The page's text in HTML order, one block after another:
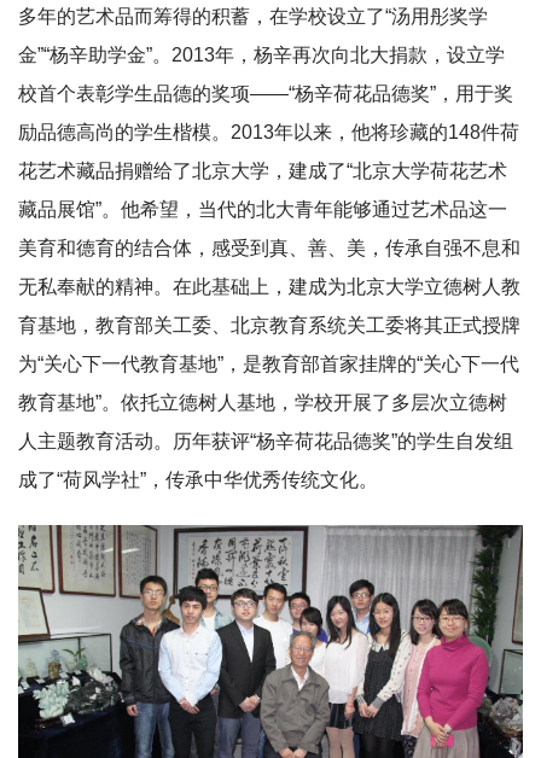
多年的艺术品而筹得的积蓄，在学校设立了“汤用彤奖学
金”“杨辛助学金”。2013年，杨辛再次向北大捐款，设立学
校首个表彰学生品德的奖项——“杨辛荷花品德奖”，用于奖
励品德高尚的学生楷模。2013年以来，他将珍藏的148件荷
花艺术藏品捐赠给了北京大学，建成了“北京大学荷花艺术
藏品展馆”。他希望，当代的北大青年能够通过艺术品这一
美育和德育的结合体，感受到真、善、美，传承自强不息和
无私奉献的精神。在此基础上，建成为北京大学立德树人教
育基地，教育部关工委、北京教育系统关工委将其正式授牌
为“关心下一代教育基地”，是教育部首家挂牌的“关心下一代
教育基地”。依托立德树人基地，学校开展了多层次立德树
人主题教育活动。历年获评“杨辛荷花品德奖”的学生自发组
成了“荷风学社”，传承中华优秀传统文化。